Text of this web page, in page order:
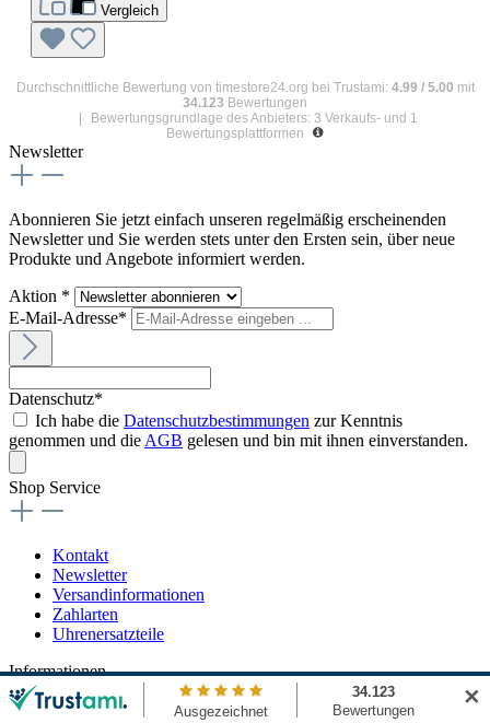
Vergleich
Durchschnittliche Bewertung von timestore24.org bei Trustami: 4.99 / 5.00 mit
34.123 Bewertungen
|
Bewertungsgrundlage des Anbieters: 3 Verkaufs- und 1
Bewertungsplattformen
Newsletter
Abonnieren Sie jetzt einfach unseren regelmäßig erscheinenden
Newsletter und Sie werden stets unter den Ersten sein, über neue
Produkte und Angebote informiert werden.
Aktion *
E-Mail-Adresse*
Datenschutz*
Ich habe die Datenschutzbestimmungen zur Kenntnis
genommen und die AGB gelesen und bin mit ihnen einverstanden.
Shop Service
Kontakt
Newsletter
Versandinformationen
Zahlarten
Uhrenersatzteile
Informationen
✕